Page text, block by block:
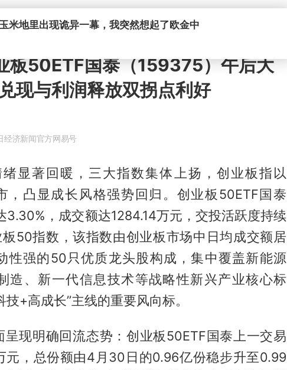
板50ETF国泰（159375）午后大
现与利润释放双拐点利好
经济新闻官方网易号
显著回暖，三大指数集体上扬，创业板指以
，凸显成长风格强势回归。创业板50ETF国泰
3.30%，成交额达1284.14万元，交投活跃度持续
50指数，该指数由创业板市场中日均成交额居
性强的50只优质龙头股构成，集中覆盖新能源
造、新一代信息技术等战略性新兴产业核心标
+高成长”主线的重要风向标。
现明确回流态势：创业板50ETF国泰上一交易
元，总份额由4月30日的0.96亿份稳步升至0.99